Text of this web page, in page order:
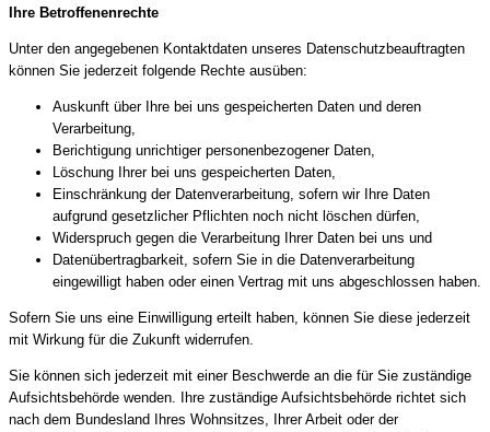
Ihre Betroffenenrechte
Unter den angegebenen Kontaktdaten unseres Datenschutzbeauftragten
können Sie jederzeit folgende Rechte ausüben:
Auskunft über Ihre bei uns gespeicherten Daten und deren
Verarbeitung,
Berichtigung unrichtiger personenbezogener Daten,
Löschung Ihrer bei uns gespeicherten Daten,
Einschränkung der Datenverarbeitung, sofern wir Ihre Daten
aufgrund gesetzlicher Pflichten noch nicht löschen dürfen,
Widerspruch gegen die Verarbeitung Ihrer Daten bei uns und
Datenübertragbarkeit, sofern Sie in die Datenverarbeitung
eingewilligt haben oder einen Vertrag mit uns abgeschlossen haben.
Sofern Sie uns eine Einwilligung erteilt haben, können Sie diese jederzeit
mit Wirkung für die Zukunft widerrufen.
Sie können sich jederzeit mit einer Beschwerde an die für Sie zuständige
Aufsichtsbehörde wenden. Ihre zuständige Aufsichtsbehörde richtet sich
nach dem Bundesland Ihres Wohnsitzes, Ihrer Arbeit oder der